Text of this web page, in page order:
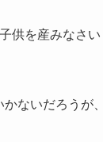
供を産みなさい
かないだろうが